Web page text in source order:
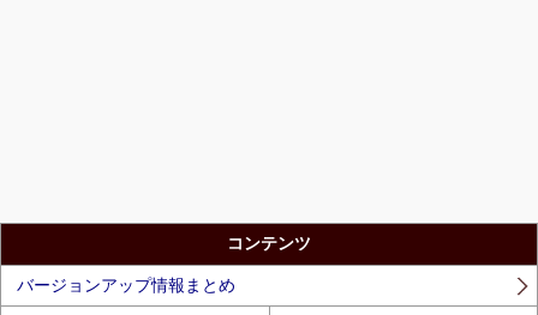
コンテンツ
バージョンアップ情報まとめ